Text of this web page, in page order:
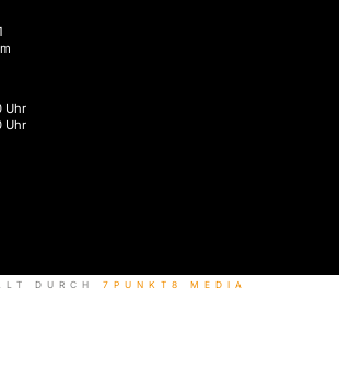
Uhr
Uhr
DURCH 7PUNKT8 MEDIA